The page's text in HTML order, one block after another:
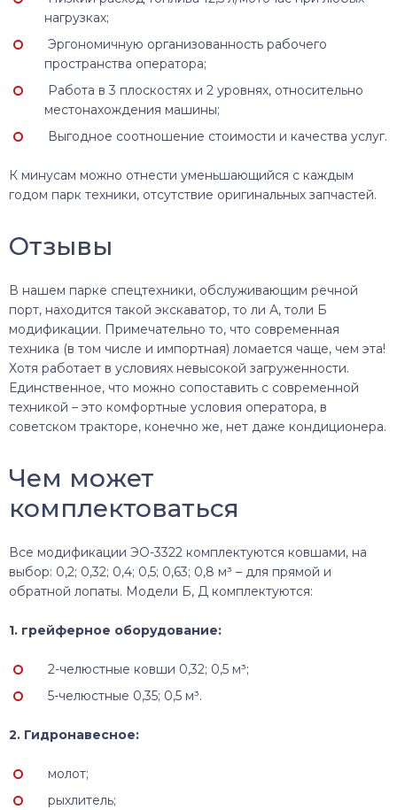
нагрузках;
Эргономичную организованность рабочего
пространства оператора;
Работа в 3 плоскостях и 2 уровнях, относительно
местонахождения машины;
Выгодное соотношение стоимости и качества услуг.
К минусам можно отнести уменьшающийся с каждым
годом парк техники, отсутствие оригинальных запчастей.
Отзывы
В нашем парке спецтехники, обслуживающим речной
порт, находится такой экскаватор, то ли А, толи Б
модификации. Примечательно то, что современная
техника (в том числе и импортная) ломается чаще, чем эта!
Хотя работает в условиях невысокой загруженности.
Единственное, что можно сопоставить с современной
техникой – это комфортные условия оператора, в
советском тракторе, конечно же, нет даже кондиционера.
Чем может
комплектоваться
Все модификации ЭО-3322 комплектуются ковшами, на
выбор: 0,2; 0,32; 0,4; 0,5; 0,63; 0,8 м³ – для прямой и
обратной лопаты. Модели Б, Д комплектуются:
1. грейферное оборудование:
2-челюстные ковши 0,32; 0,5 м³;
5-челюстные 0,35; 0,5 м³.
2. Гидронавесное:
молот;
рыхлитель;